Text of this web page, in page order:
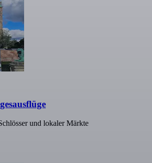
und lokaler Märkte